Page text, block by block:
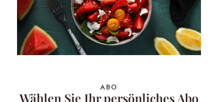
ABO
Wählen Sie Ihr persönliches Abo